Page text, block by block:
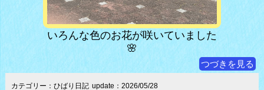
いろんな色のお花が咲いていました
🌸
つづきを見る
カテゴリー：ひばり日記 update：2026/05/28